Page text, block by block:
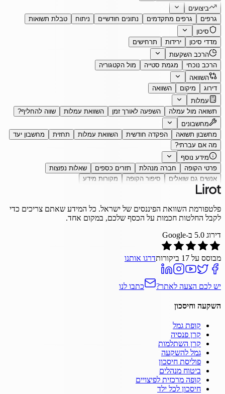
ביצועים
גרפים
גרפים מתקדמים נתונים חודשיים ניתוח
טבלת תשואות
סיכון
מדדי סיכון
ירידות
תרחישים
הרכב השקעות
הרכב נוכחי
מגמת סטייה
מול הקטגוריה
השוואה
דירוג
מיקום
השוואה
עמלות
תשואה מול עמלה
השפעה לאורך זמן השוואת עמלות
שווה להחליף?
מחשבונים
מחשבון תשואה
הפקדה חודשית השוואת עמלות תחזית
מחשבון יעד
מה אם עברתי?
מידע נוסף
פרטי הקופה
חברה מנהלת תזרים כספים
שאלות נפוצות
אנשים גם שואלים
סיפור הקופה מקורות מידע
פלטפורמת השוואת הפיננסים של ישראל. כל המידע שאתם צריכים כדי
לקבל החלטות חכמות על הכסף שלכם, במקום אחד.
דירוג 5.0 ב-Google
מבוסס על 17 ביקורותדרגו אותנו
יש לכם הצעה לאתר? כתבו לנו
השקעה וחיסכון
קופת גמל
קרן פנסיה
קרן השתלמות
גמל להשקעה
פוליסת חיסכון
ביטוח מנהלים
קופה מרכזית לפיצויים
חיסכון לכל ילד